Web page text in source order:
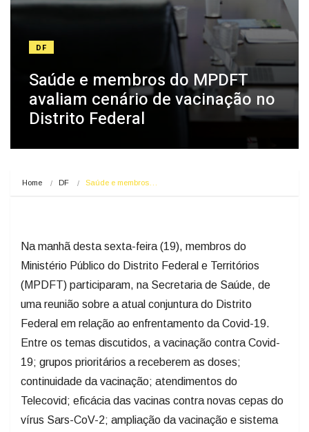
DF
Saúde e membros do MPDFT
avaliam cenário de vacinação no
Distrito Federal
Home DF Saúde e membros…
Na manhã desta sexta-feira (19), membros do
Ministério Público do Distrito Federal e Territórios
(MPDFT) participaram, na Secretaria de Saúde, de
uma reunião sobre a atual conjuntura do Distrito
Federal em relação ao enfrentamento da Covid-19.
Entre os temas discutidos, a vacinação contra Covid-
19; grupos prioritários a receberem as doses;
continuidade da vacinação; atendimentos do
Telecovid; eficácia das vacinas contra novas cepas do
vírus Sars-CoV-2; ampliação da vacinação e sistema